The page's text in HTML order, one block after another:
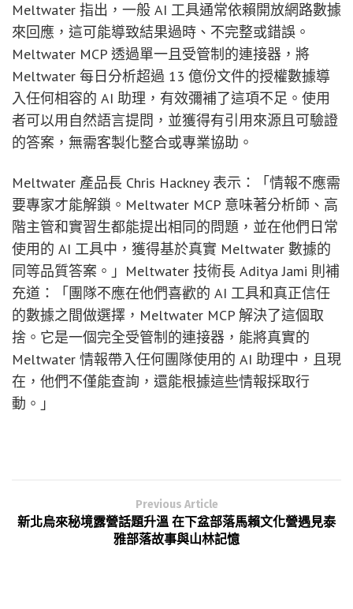
Meltwater 指出，一般 AI 工具通常依賴開放網路數據
來回應，這可能導致結果過時、不完整或錯誤。
Meltwater MCP 透過單一且受管制的連接器，將
Meltwater 每日分析超過 13 億份文件的授權數據導
入任何相容的 AI 助理，有效彌補了這項不足。使用
者可以用自然語言提問，並獲得有引用來源且可驗證
的答案，無需客製化整合或專業協助。
Meltwater 產品長 Chris Hackney 表示：「情報不應需
要專家才能解鎖。Meltwater MCP 意味著分析師、高
階主管和實習生都能提出相同的問題，並在他們日常
使用的 AI 工具中，獲得基於真實 Meltwater 數據的
同等品質答案。」Meltwater 技術長 Aditya Jami 則補
充道：「團隊不應在他們喜歡的 AI 工具和真正信任
的數據之間做選擇，Meltwater MCP 解決了這個取
捨。它是一個完全受管制的連接器，能將真實的
Meltwater 情報帶入任何團隊使用的 AI 助理中，且現
在，他們不僅能查詢，還能根據這些情報採取行
動。」
Previous Article
新北烏來秘境露營話題升溫 在下盆部落馬賴文化營遇見泰
雅部落故事與山林記憶